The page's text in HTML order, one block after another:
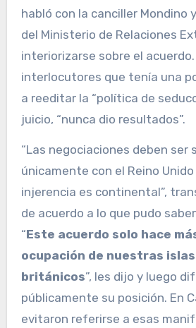
habló con la canciller Mondino
del Ministerio de Relaciones
interiorizarse sobre el
interlocutores que tenía una
a reeditar la “política de
juicio, “nunca dio resultados”.
“Las negociaciones deben ser
únicamente con el Reino
injerencia es continental”,
de acuerdo a lo que pudo
“Este acuerdo solo hace
ocupación de nuestras
británicos”, les dijo y luego
públicamente su posición. En
evitaron referirse a esas